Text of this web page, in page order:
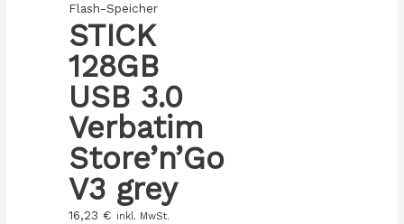
Flash-Speicher
STICK
128GB
USB 3.0
Verbatim
Store’n’Go
V3 grey
16,23 € inkl. MwSt.